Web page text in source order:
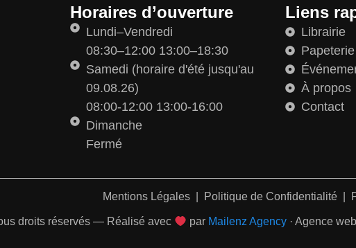
Horaires d’ouverture
Lundi–Vendredi
08:30–12:00 13:00–18:30
Samedi (horaire d'été jusqu'au
09.08.26)
08:00-12:00 13:00-16:00
Dimanche
Fermé
Liens
Librairie
Papeterie
À propos
Contact
Mentions Légales Politique de Confidentialité
droits réservés — Réalisé avec par Mailenz Agency · Agence